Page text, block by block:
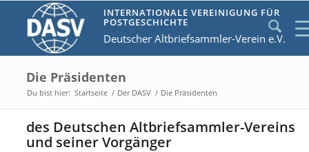
INTERNATIONALE VEREINIGUNG FÜR
POSTGESCHICHTE
Deutscher Altbriefsammler-Verein e.V.
Die Präsidenten
Du bist hier: Startseite / Der DASV / Die Präsidenten
des Deutschen Altbriefsammler-Vereins
und seiner Vorgänger